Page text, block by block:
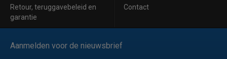
Retour, teruggavebeleid en
garantie
Contact
Aanmelden voor de nieuwsbrief